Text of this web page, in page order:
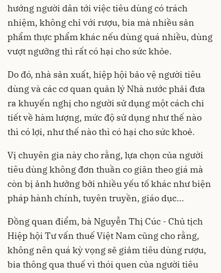
hướng người dân tới việc tiêu dùng có trách
nhiệm, không chỉ với rượu, bia mà nhiều sản
phẩm thực phẩm khác nếu dùng quá nhiều, dùng
vượt ngưỡng thì rất có hại cho sức khỏe.
Do đó, nhà sản xuất, hiệp hội bảo vệ người tiêu
dùng và các cơ quan quản lý Nhà nước phải đưa
ra khuyến nghị cho người sử dụng một cách chi
tiết về hàm lượng, mức độ sử dụng như thế nào
thì có lợi, như thế nào thì có hại cho sức khoẻ.
Vị chuyên gia này cho rằng, lựa chọn của người
tiêu dùng không đơn thuần co giãn theo giá mà
còn bị ảnh hưởng bởi nhiều yếu tố khác như biện
pháp hành chính, tuyên truyền, giáo dục...
Đồng quan điểm, bà Nguyễn Thị Cúc - Chủ tịch
Hiệp hội Tư vấn thuế Việt Nam cũng cho rằng,
không nên quá kỳ vọng sẽ giảm tiêu dùng rượu,
bia thông qua thuế vì thói quen của người tiêu